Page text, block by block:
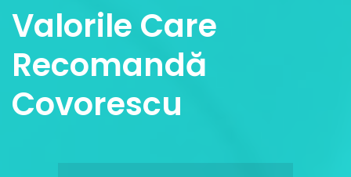
Valorile Care
Recomandă
Covorescu